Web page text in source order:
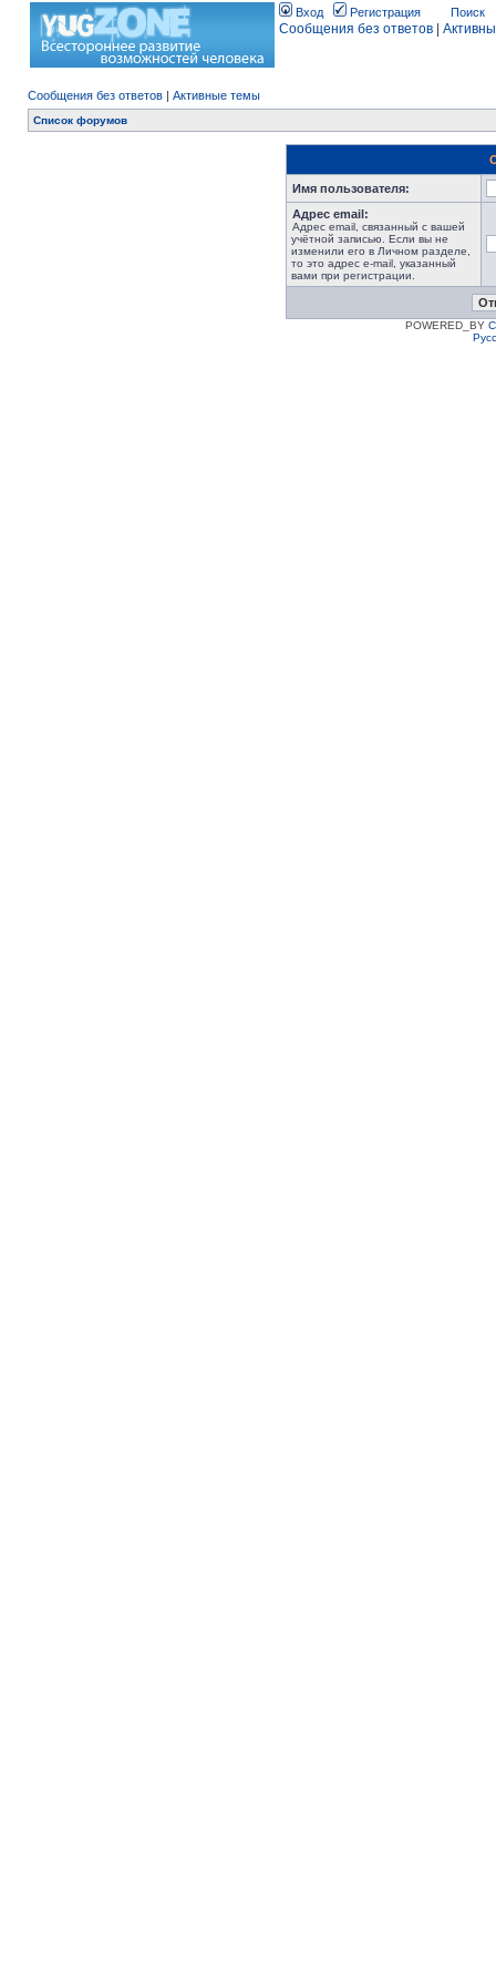
Вход Регистрация Поиск
Сообщения без ответов
Сообщения без ответов | Активные темы
Список форумов
Имя пользователя:
Адрес email:
Адрес email, связанный с вашей
учётной записью. Если вы не
изменили его в Личном разделе,
то это адрес e-mail, указанный
вами при регистрации.
POWERED_BY